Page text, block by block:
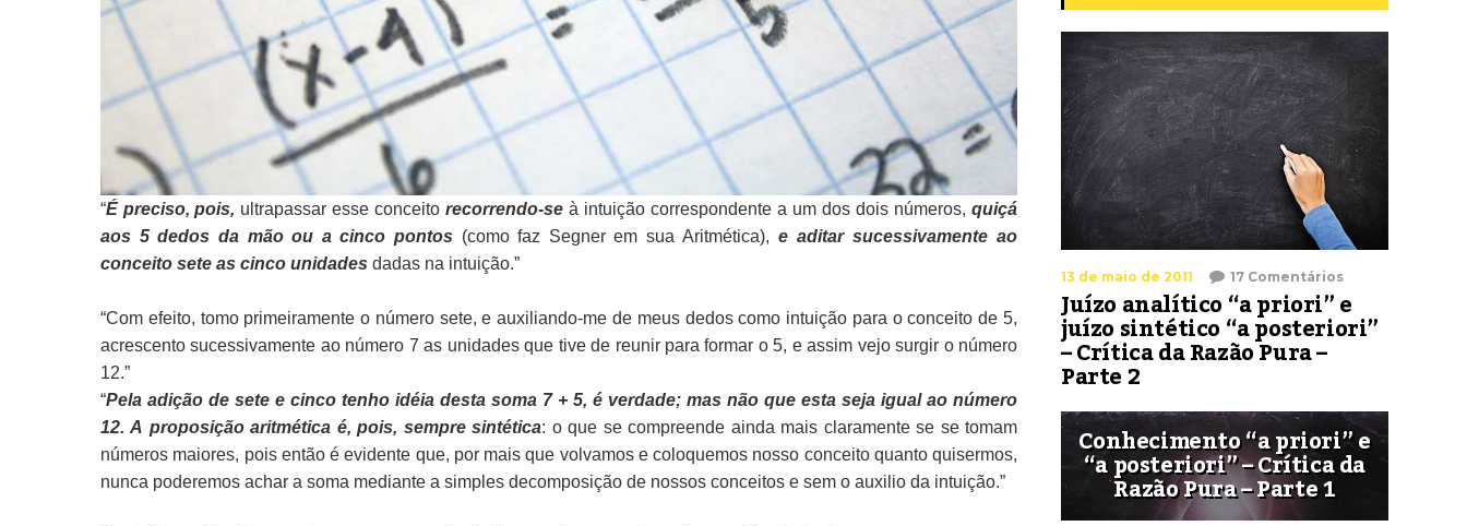
“É preciso, pois, ultrapassar esse conceito recorrendo-se à intuição correspondente a um dos dois números, quiçá
aos 5 dedos da mão ou a cinco pontos (como faz Segner em sua Aritmética), e aditar sucessivamente ao
conceito sete as cinco unidades dadas na intuição.”
“Com efeito, tomo primeiramente o número sete, e auxiliando-me de meus dedos como intuição para o conceito de 5,
acrescento sucessivamente ao número 7 as unidades que tive de reunir para formar o 5, e assim vejo surgir o número
12.”
“Pela adição de sete e cinco tenho idéia desta soma 7 + 5, é verdade; mas não que esta seja igual ao número
12. A proposição aritmética é, pois, sempre sintética: o que se compreende ainda mais claramente se se tomam
números maiores, pois então é evidente que, por mais que volvamos e coloquemos nosso conceito quanto quisermos,
nunca poderemos achar a soma mediante a simples decomposição de nossos conceitos e sem o auxilio da intuição.”
13 de maio de 2011 17 Comentários
Juízo analítico “a priori” e
juízo sintético “a posteriori”
– Crítica da Razão Pura –
Parte 2
Conhecimento “a priori” e
“a posteriori” – Crítica da
Razão Pura – Parte 1